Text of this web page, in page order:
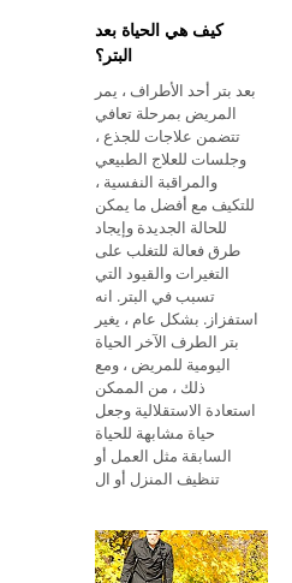
كيف هي الحياة بعد
البتر؟
بعد بتر أحد الأطراف ، يمر
المريض بمرحلة تعافي
تتضمن علاجات للجذع ،
وجلسات للعلاج الطبيعي
والمراقبة النفسية ،
للتكيف مع أفضل ما يمكن
للحالة الجديدة وإيجاد
طرق فعالة للتغلب على
التغيرات والقيود التي
تسبب في البتر. انه
استفزاز. بشكل عام ، يغير
بتر الطرف الآخر الحياة
اليومية للمريض ، ومع
ذلك ، من الممكن
استعادة الاستقلالية وجعل
حياة مشابهة للحياة
السابقة مثل العمل أو
تنظيف المنزل أو ال